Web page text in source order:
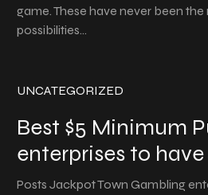
game. These have never been
possibilities…
UNCATEGORIZED
Best $5 Minimum
enterprises to
Posts Jackpot Town Gambling